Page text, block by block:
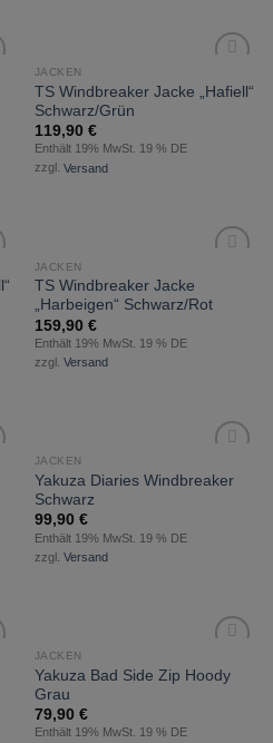
Wunschliste
JACKEN
TS Windbreaker Jacke „Hafiell“
Schwarz/Grün
119,90 €
Enthält 19% MwSt. 19 % DE
zzgl. Versand
Wunschliste
hinzufügen
JACKEN
TS Windbreaker Jacke
„Harbeigen“ Schwarz/Rot
159,90 €
Enthält 19% MwSt. 19 % DE
zzgl. Versand
Wunschliste
JACKEN
Yakuza Diaries Windbreaker
Schwarz
99,90 €
Enthält 19% MwSt. 19 % DE
zzgl. Versand
Wunschliste
JACKEN
Yakuza Bad Side Zip Hoody
Grau
79,90 €
Enthält 19% MwSt. 19 % DE